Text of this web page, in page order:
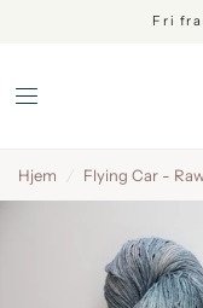
Fri
Hjem / Flying Car -